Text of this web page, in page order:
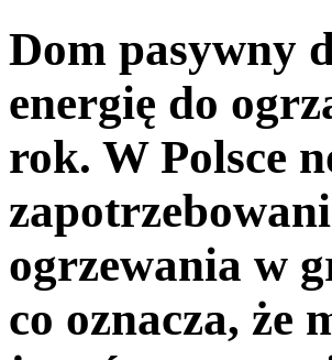
Dom pasywny
energię do
rok. W Polsce
ogrzewania w
co oznacza, że